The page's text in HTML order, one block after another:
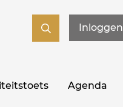
Inloggen
Agenda